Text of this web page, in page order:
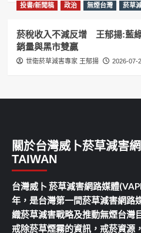
投書/新聞稿 政治 無煙台灣 菸草
菸稅收入不減反增 王郁揚:藍
銷量與黑市雙贏
世衛菸草減害專家 王郁揚 2026-07-
關於台灣威卜菸草減害
TAIWAN
台灣威卜 菸草減害網路媒體
年，是台灣第一間菸草減害網路
織菸草減害戰略及推動無煙台灣
戒除菸草煙霧的資訊，戒菸資源